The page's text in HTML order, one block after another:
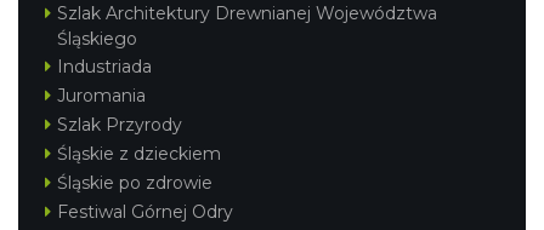
Szlak Architektury Drewnianej Województwa
Śląskiego
Industriada
Juromania
Szlak Przyrody
Śląskie z dzieckiem
Śląskie po zdrowie
Festiwal Górnej Odry